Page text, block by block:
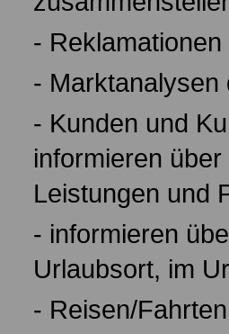
-
- Marktanalysen
- Kunden und
informieren
Leistungen und
- informieren
Urlaubsort, im
- Reisen/